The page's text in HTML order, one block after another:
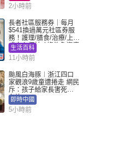
2小時前
長者社區服務券｜每月
$541換過萬元社區券服
務！護理/膳食/治療/上門
或中心任揀 1條件免資產
審查（附申請資格及教
學）
生活百科
11小時前
颱風白海豚︱浙江四口
家觀浪9歲童遭捲走 網民
斥：孩子給家長害死︱
有片
即時中國
5小時前